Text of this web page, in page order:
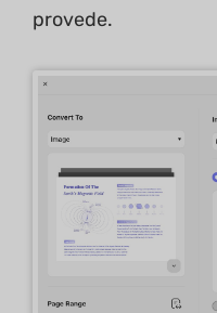
provede.